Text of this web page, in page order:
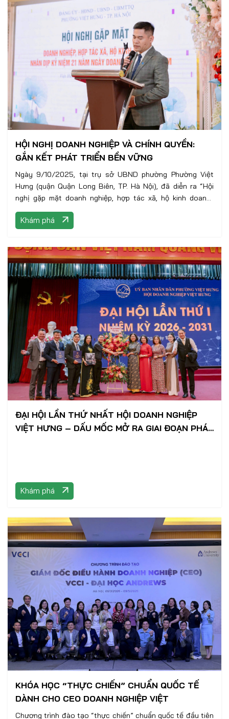
HỘI NGHỊ DOANH NGHIỆP VÀ CHÍNH QUYỀN:
GẮN KẾT PHÁT TRIỂN BỀN VỮNG
Ngày 9/10/2025, tại trụ sở UBND phường Phường Việt
Hưng (quận Quận Long Biên, TP. Hà Nội), đã diễn ra “Hội
nghị gặp mặt doanh nghiệp, hợp tác xã, hộ kinh doanh”
nhân kỷ niệm 21 năm Ngày Doanh Nhân Việt Nam
(13/10/2004 – 13/10/2025) và hưởng ứng phong trào thi
Khám phá
ĐẠI HỘI LẦN THỨ NHẤT HỘI DOANH NGHIỆP
VIỆT HƯNG – DẤU MỐC MỞ RA GIAI ĐOẠN PHÁT
Khám phá
KHÓA HỌC “THỰC CHIẾN” CHUẨN QUỐC TẾ
DÀNH CHO CEO DOANH NGHIỆP VIỆT
Chương trình đào tạo “thực chiến” chuẩn quốc tế đầu tiên